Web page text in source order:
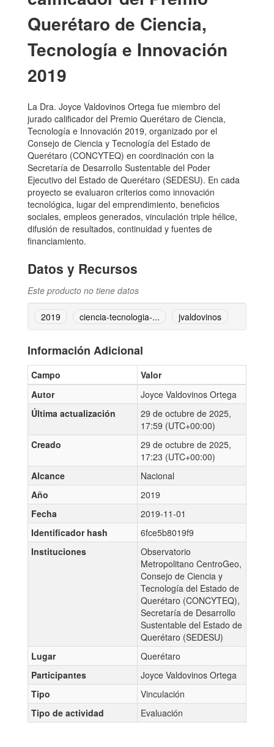
Querétaro de Ciencia,
Tecnología e Innovación
2019
La Dra. Joyce Valdovinos Ortega fue miembro del
jurado calificador del Premio Querétaro de Ciencia,
Tecnología e Innovación 2019, organizado por el
Consejo de Ciencia y Tecnología del Estado de
Querétaro (CONCYTEQ) en coordinación con la
Secretaría de Desarrollo Sustentable del Poder
Ejecutivo del Estado de Querétaro (SEDESU). En cada
proyecto se evaluaron criterios como innovación
tecnológica, lugar del emprendimiento, beneficios
sociales, empleos generados, vinculación triple hélice,
difusión de resultados, continuidad y fuentes de
financiamiento.
Datos y Recursos
Este producto no tiene datos
2019 ciencia-tecnologia-... jvaldovinos
Información Adicional
Campo
Valor
Autor
Joyce Valdovinos Ortega
Última actualización
29 de octubre de 2025,
17:59 (UTC+00:00)
Creado
29 de octubre de 2025,
17:23 (UTC+00:00)
Alcance
Nacional
Año
2019
Fecha
2019-11-01
Identificador hash
6fce5b8019f9
Instituciones
Observatorio
Metropolitano CentroGeo,
Consejo de Ciencia y
Tecnología del Estado de
Querétaro (CONCYTEQ),
Secretaría de Desarrollo
Sustentable del Estado de
Querétaro (SEDESU)
Lugar
Querétaro
Participantes
Joyce Valdovinos Ortega
Tipo
Vinculación
Tipo de actividad
Evaluación